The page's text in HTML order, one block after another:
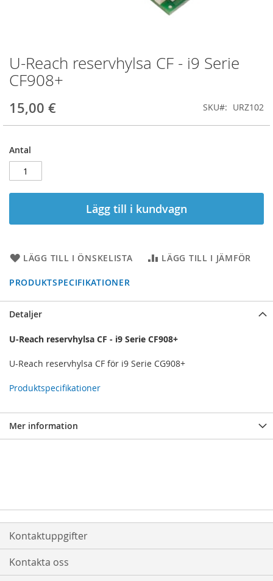
U-Reach reservhylsa CF - i9 Serie
CF908+
15,00 € SKU URZ102
Antal
Lägg till i kundvagn
LÄGG TILL I ÖNSKELISTA LÄGG TILL I JÄMFÖR
PRODUKTSPECIFIKATIONER
Hoppa
till
början
bildgalleriet
Detaljer
U-Reach reservhylsa CF - i9 Serie CF908+
U-Reach reservhylsa CF för i9 Serie CG908+
Produktspecifikationer
Mer information
Kontaktuppgifter
Kontakta oss